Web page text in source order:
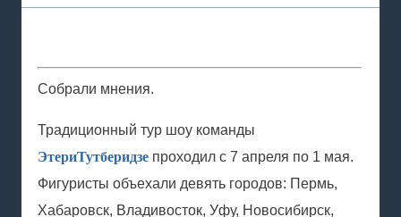
Собрали мнения.
Традиционный тур шоу команды
ЭтериТутберидзе проходил с 7 апреля по 1 мая.
Фигуристы объехали девять городов: Пермь,
Хабаровск, Владивосток, Уфу, Новосибирск,